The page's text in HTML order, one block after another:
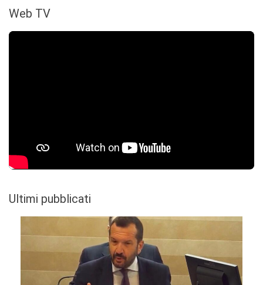
Web TV
Ultimi pubblicati